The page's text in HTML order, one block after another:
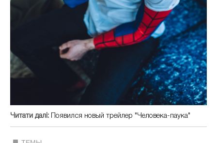
Читати далі: Появился новый трейлер "Человека-паука"